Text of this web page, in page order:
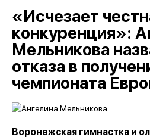
«Исчезает
конкуренция»:
Мельникова
отказа в
чемпионата
Воронежская гимнастка и